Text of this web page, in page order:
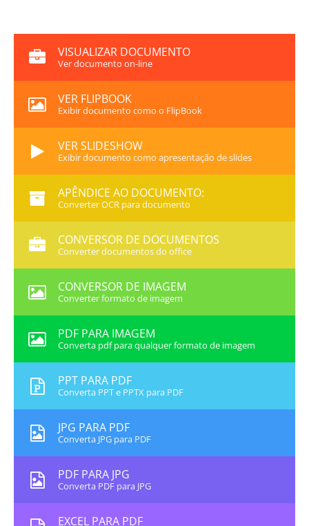
VISUALIZAR DOCUMENTO
Ver documento on-line
VER FLIPBOOK
Exibir documento como o FlipBook
VER SLIDESHOW
Exibir documento como apresentação de slides
APÊNDICE AO DOCUMENTO:
Converter OCR para documento
CONVERSOR DE DOCUMENTOS
Converter documentos do office
CONVERSOR DE IMAGEM
Converter formato de imagem
PDF PARA IMAGEM
Converta pdf para qualquer formato de imagem
PPT PARA PDF
Converta PPT e PPTX para PDF
JPG PARA PDF
Converta JPG para PDF
PDF PARA JPG
Converta PDF para JPG
EXCEL PARA PDF